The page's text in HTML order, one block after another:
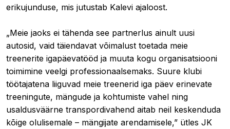
erikujunduse, mis jutustab Kalevi ajaloost.
„Meie jaoks ei tähenda see partnerlus ainult uusi
autosid, vaid täiendavat võimalust toetada meie
treenerite igapäevatööd ja muuta kogu organisatsiooni
toimimine veelgi professionaalsemaks. Suure klubi
töötajatena liiguvad meie treenerid iga päev erinevate
treeningute, mängude ja kohtumiste vahel ning
usaldusväärne transpordivahend aitab neil keskenduda
kõige olulisemale – mängijate arendamisele,” ütles JK